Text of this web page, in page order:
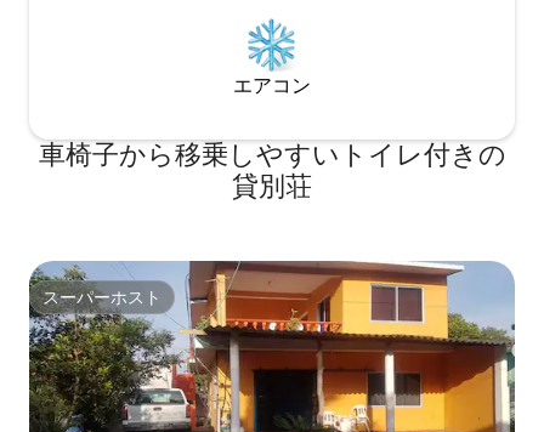
エアコン
車椅子から移乗しやすいトイレ付きの
貸別荘
スーパーホスト
スーパーホスト